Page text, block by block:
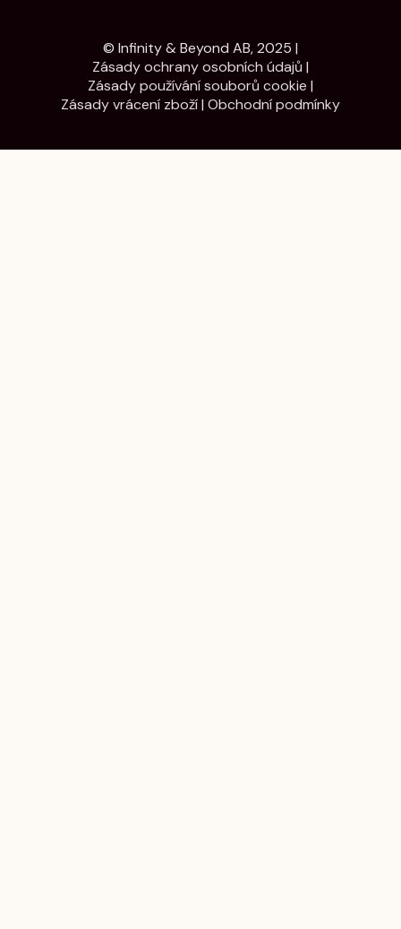
© Infinity & Beyond AB, 2025 |
Zásady ochrany osobních údajů |
Zásady používání souborů cookie |
Zásady vrácení zboží| Obchodní podmínky